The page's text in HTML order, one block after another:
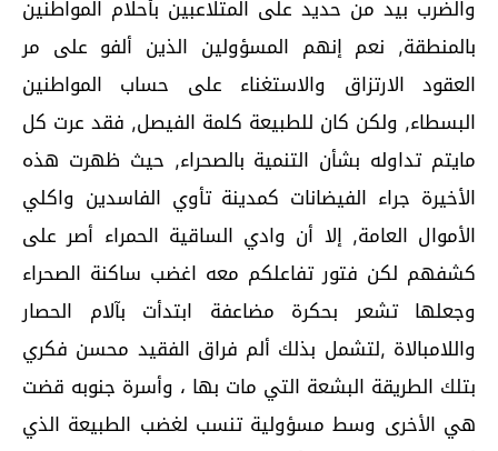
والضرب بيد من حديد على المتلاعبين بأحلام المواطنين
بالمنطقة, نعم إنهم المسؤولين الذين ألفو على مر
العقود الارتزاق والاستغناء على حساب المواطنين
البسطاء, ولكن كان للطبيعة كلمة الفيصل, فقد عرت كل
مايتم تداوله بشأن التنمية بالصحراء, حيث ظهرت هذه
الأخيرة جراء الفيضانات كمدينة تأوي الفاسدين واكلي
الأموال العامة, إلا أن وادي الساقية الحمراء أصر على
كشفهم لكن فتور تفاعلكم معه اغضب ساكنة الصحراء
وجعلها تشعر بحكرة مضاعفة ابتدأت بآلام الحصار
واللامبالاة ,لتشمل بذلك ألم فراق الفقيد محسن فكري
بتلك الطريقة البشعة التي مات بها ، وأسرة جنوبه قضت
هي الأخرى وسط مسؤولية تنسب لغضب الطبيعة الذي